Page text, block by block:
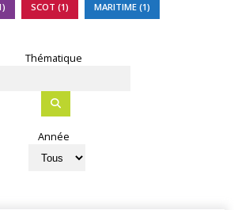
SCOT (1) MARITIME (1)
Thématique
Année